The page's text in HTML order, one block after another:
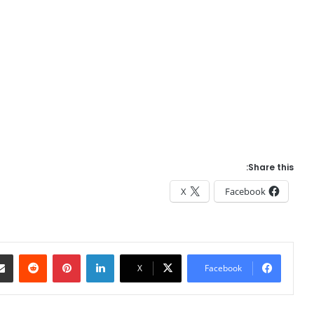
Share this:
Facebook
X
Facebook
X